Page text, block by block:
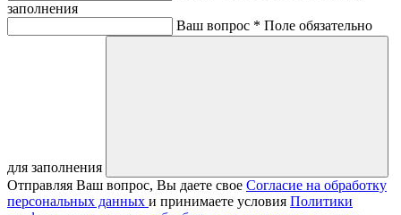
заполнения
Ваш вопрос * Поле обязательно
для заполнения
Отправляя Ваш вопрос, Вы даете свое Согласие на обработку
персональных данных и принимаете условия Политики